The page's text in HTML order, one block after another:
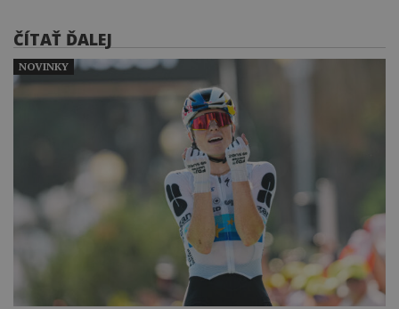
ČÍTAŤ ĎALEJ
NOVINKY